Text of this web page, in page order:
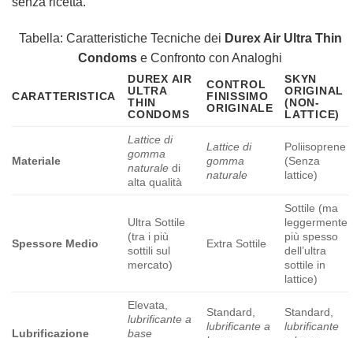
Tabella: Caratteristiche Tecniche dei Durex Air Ultra Thin
Condoms e Confronto con Analoghi
CARATTERISTICA
DUREX AIR
ULTRA
THIN
CONDOMS
CONTROL
FINISSIMO
ORIGINALE
SKYN
ORIGINAL
(NON-
LATTICE)
Materiale
Lattice di
gomma
naturale di
alta qualità
Lattice di
gomma
naturale
Poliisoprene
(Senza
lattice)
Spessore Medio
Ultra Sottile
(tra i più
sottili sul
mercato)
Extra Sottile
Sottile (ma
leggermente
più spesso
dell’ultra
sottile in
lattice)
Lubrificazione
Elevata,
lubrificante a
base
Standard,
lubrificante a
Standard,
lubrificante